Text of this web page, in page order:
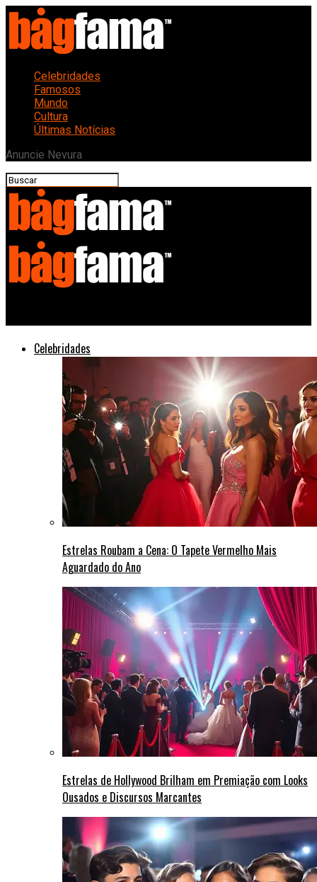
Celebridades
Famosos
Mundo
Cultura
Últimas Notícias
Anuncie Nevura
Celebridades
Estrelas Roubam a Cena: O Tapete Vermelho Mais
Aguardado do Ano
Estrelas de Hollywood Brilham em Premiação com Looks
Ousados e Discursos Marcantes